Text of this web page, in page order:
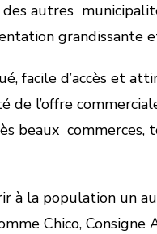
autres
grandissante
facile d’accès et
l’offre
beaux commerces,
à la population un
Chico,